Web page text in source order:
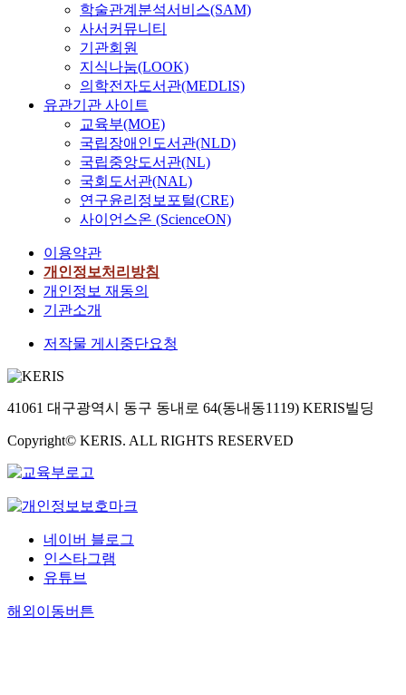
학술관계분석서비스(SAM)
사서커뮤니티
기관회원
지식나눔(LOOK)
의학전자도서관(MEDLIS)
유관기관 사이트
교육부(MOE)
국립장애인도서관(NLD)
국립중앙도서관(NL)
국회도서관(NAL)
연구윤리정보포털(CRE)
사이언스온 (ScienceON)
이용약관
개인정보처리방침
개인정보 재동의
기관소개
저작물 게시중단요청
41061 대구광역시 동구 동내로 64(동내동1119) KERIS빌딩
Copyright© KERIS. ALL RIGHTS RESERVED
네이버 블로그
인스타그램
유튜브
해외이동버튼